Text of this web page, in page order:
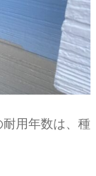
用年数は、種